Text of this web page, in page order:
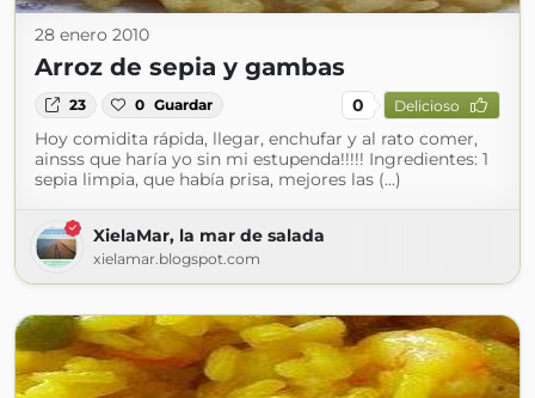
28 enero 2010
Arroz de sepia y gambas
23 0 Guardar 0 Delicioso
Hoy comidita rápida, llegar, enchufar y al rato comer,
ainsss que haría yo sin mi estupenda!!!!! Ingredientes: 1
sepia limpia, que había prisa, mejores las (...)
XielaMar, la mar de salada
xielamar.blogspot.com